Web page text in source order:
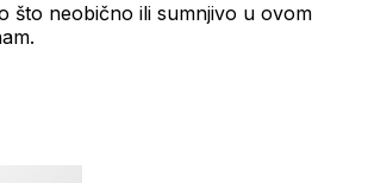
što neobično ili sumnjivo u ovom